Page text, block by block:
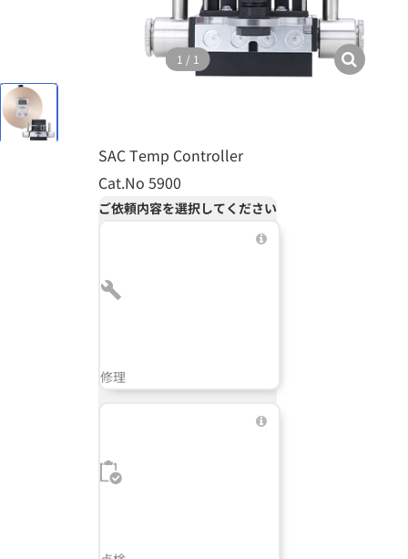
1 / 1
SAC Temp Controller
Cat.No 5900
ご依頼内容を選択してください
修理